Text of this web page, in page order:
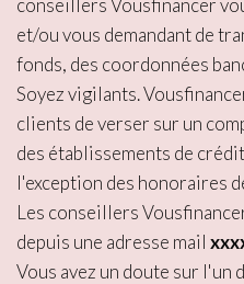
et/ou vous demandant de
fonds, des coordonnées
Soyez vigilants.
clients de verser sur un
des établissements de
l'exception des honoraires
Les conseillers
depuis une adresse mail
Vous avez un doute sur l'un